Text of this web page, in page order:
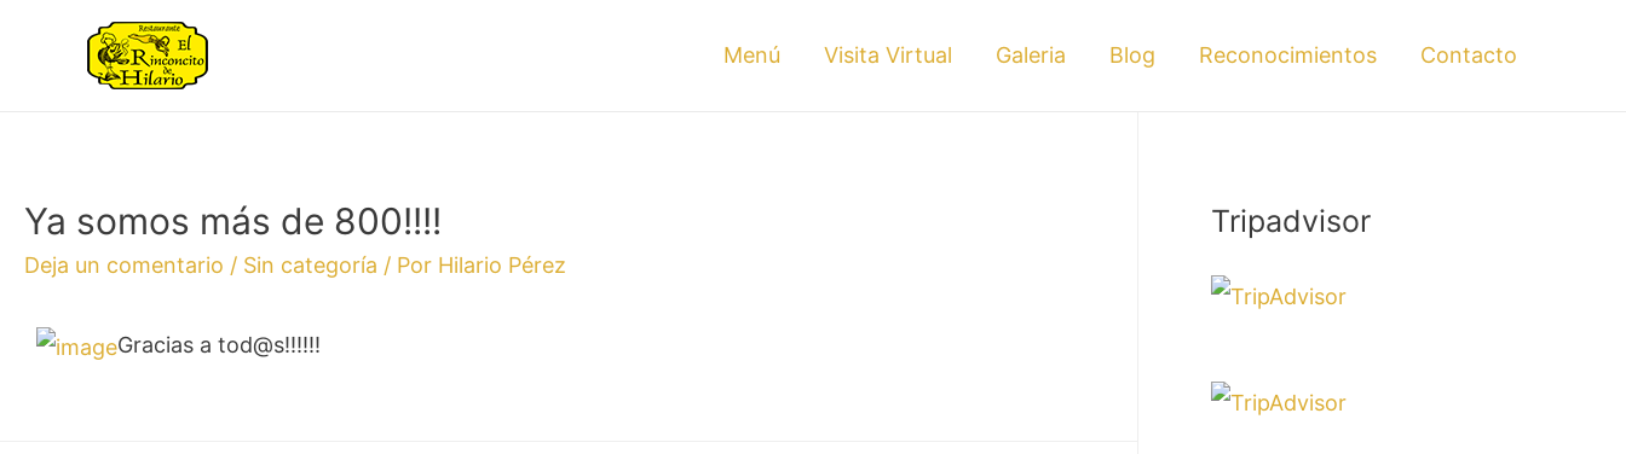
Menú Visita Virtual Galeria Blog Reconocimientos Contacto
Ya somos más de 800!!!!
Deja un comentario / Sin categoría / Por Hilario Pérez
Gracias a tod@s!!!!!!
Tripadvisor